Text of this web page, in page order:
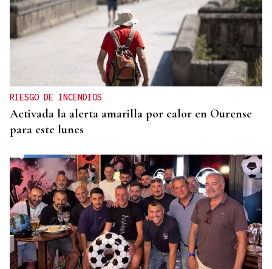
RIESGO DE INCENDIOS
Activada la alerta amarilla por calor en Ourense
para este lunes